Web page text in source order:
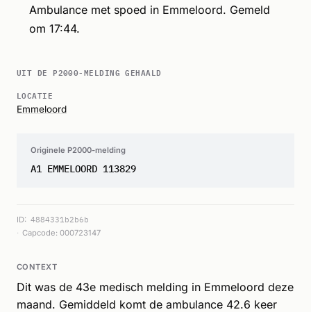
Ambulance met spoed in Emmeloord. Gemeld
om 17:44.
UIT DE P2000-MELDING GEHAALD
LOCATIE
Emmeloord
Originele P2000-melding
A1 EMMELOORD 113829
ID: 4884331b2b6b
Capcode: 000723147
CONTEXT
Dit was de 43e medisch melding in Emmeloord deze
maand. Gemiddeld komt de ambulance 42.6 keer